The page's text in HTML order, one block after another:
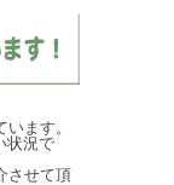
ます。
状況で
させて頂